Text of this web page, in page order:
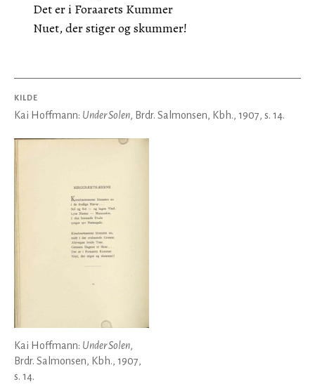
Det er i Foraarets Kummer
Nuet, der stiger og skummer!
KILDE
Kai Hoffmann: Under Solen, Brdr. Salmonsen, Kbh., 1907, s. 14.
Kai Hoffmann: Under Solen,
Brdr. Salmonsen, Kbh., 1907,
s. 14.